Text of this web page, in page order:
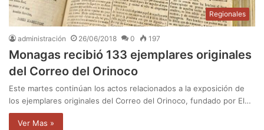
Regionales
administración 26/06/2018 0 197
Monagas recibió 133 ejemplares originales
del Correo del Orinoco
Este martes continúan los actos relacionados a la exposición de
los ejemplares originales del Correo del Orinoco, fundado por El…
Ver Mas »